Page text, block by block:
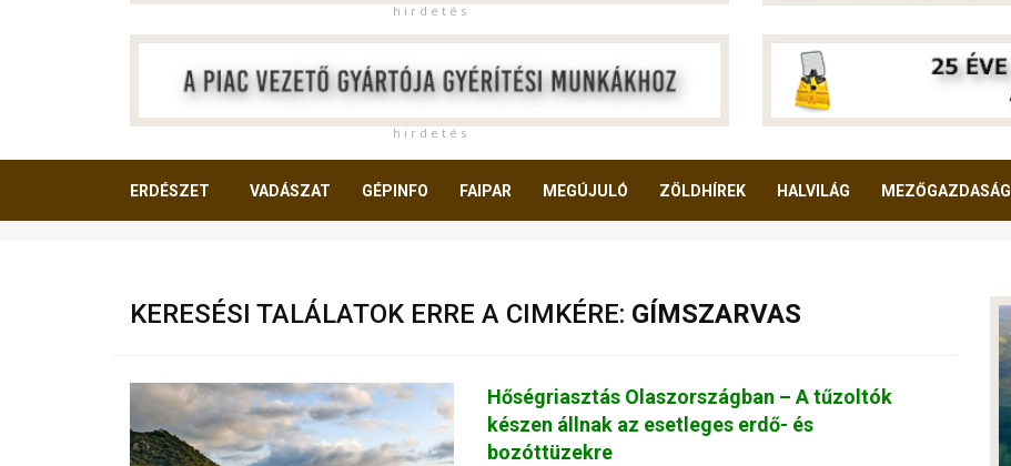
h i r d e t é s
h i r d e t é s
ERDÉSZET VADÁSZAT GÉPINFO FAIPAR MEGÚJULÓ ZÖLDHÍREK HALVILÁG MEZŐGAZDASÁG
KERESÉSI TALÁLATOK ERRE A CIMKÉRE: GÍMSZARVAS
Hőségriasztás Olaszországban – A tűzoltók
készen állnak az esetleges erdő- és
bozóttüzekre